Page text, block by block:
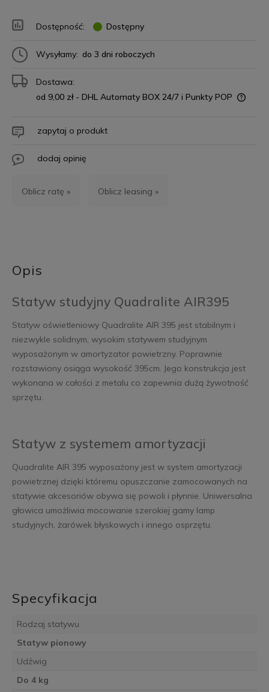
Dostępność: Dostępny
Wysyłamy: do 3 dni roboczych
Dostawa:
od 9,00 zł - DHL Automaty BOX 24/7 i Punkty POP
zapytaj o produkt
dodaj opinię
Oblicz ratę » Oblicz leasing »
Opis
Statyw studyjny Quadralite AIR395
Statyw oświetleniowy Quadralite AIR 395 jest stabilnym i
niezwykle solidnym, wysokim statywem studyjnym
wyposażonym w amortyzator powietrzny. Poprawnie
rozstawiony osiąga wysokość 395cm. Jego konstrukcja jest
wykonana w całości z metalu co zapewnia dużą żywotność
sprzętu.
Statyw z systemem amortyzacji
Quadralite AIR 395 wyposażony jest w system amortyzacji
powietrznej dzięki któremu opuszczanie zamocowanych na
statywie akcesoriów obywa się powoli i płynnie. Uniwersalna
głowica umożliwia mocowanie szerokiej gamy lamp
studyjnych, żarówek błyskowych i innego osprzętu.
Specyfikacja
Rodzaj statywu
Statyw pionowy
Udźwig
Do 4 kg